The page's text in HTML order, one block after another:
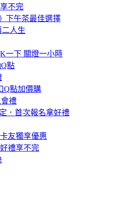
不完
下午茶最佳選擇
人生
一下 關燈一小時
點
Q點加價購
禮
．首次報名拿好禮
友獨享優惠
禮享不完